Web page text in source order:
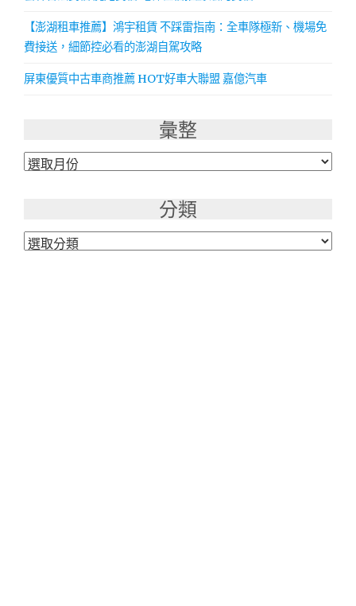
【澎湖租車推薦】鴻宇租賃 不踩雷指南：全車隊極新、機場免
費接送，細節控必看的澎湖自駕攻略
屏東優質中古車商推薦 HOT好車大聯盟 嘉億汽車
彙整
彙
分類
分